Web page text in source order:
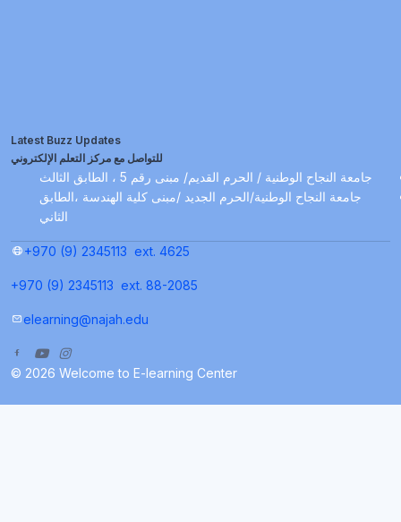
Latest Buzz Updates
للتواصل مع مركز التعلم الإلكتروني
جامعة النجاح الوطنية / الحرم القديم/ مبنى رقم 5 ، الطابق الثالث
جامعة النجاح الوطنية/الحرم الجديد /مبنى كلية الهندسة ،الطابق
الثاني
+970 (9) 2345113 ext. 4625
+970 (9) 2345113 ext. 88-2085
elearning@najah.edu
© 2026 Welcome to E-learning Center